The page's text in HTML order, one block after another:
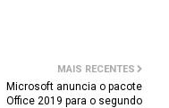
MAIS RECENTES
Microsoft anuncia o pacote
Office 2019 para o segundo